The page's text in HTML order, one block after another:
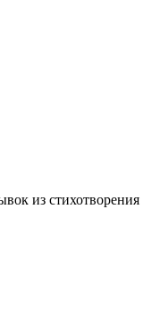
из стихотворения